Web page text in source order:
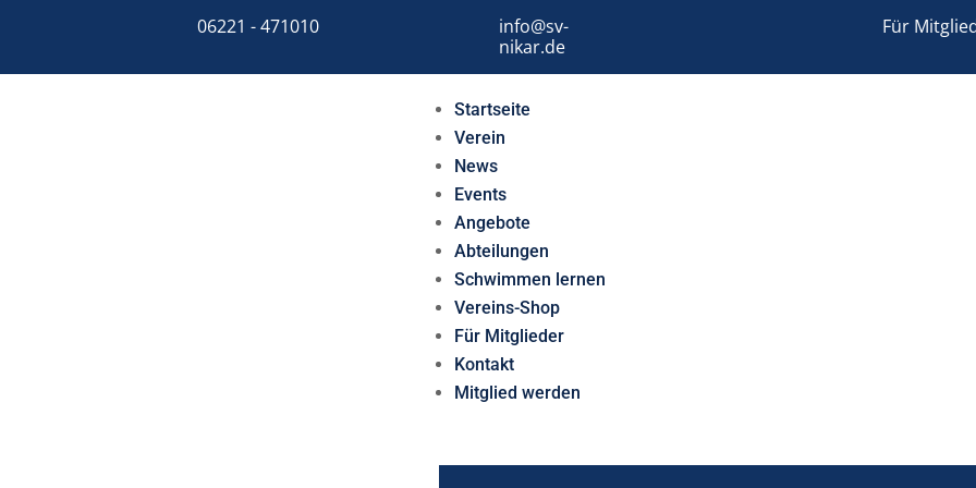
06221 - 471010
info@sv-
nikar.de
Für
Startseite
Verein
News
Events
Angebote
Abteilungen
Schwimmen lernen
Vereins-Shop
Für Mitglieder
Kontakt
Mitglied werden